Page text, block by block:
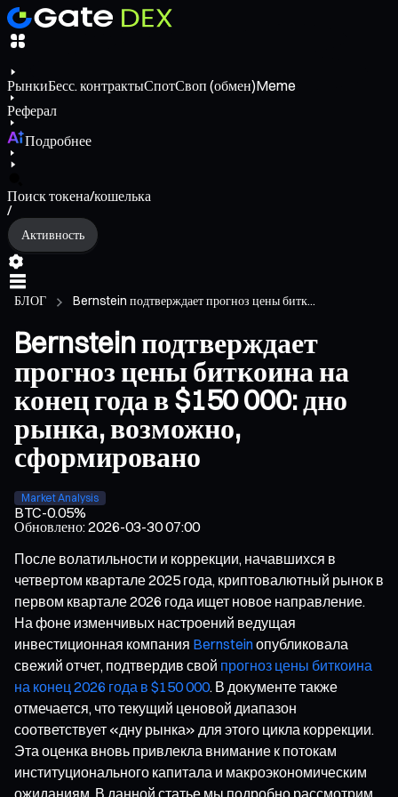
РынкиБесс. контрактыСпотСвоп (обмен)Meme
Реферал
Подробнее
Поиск токена/кошелька
/
Активность
БЛОГ Bernstein подтверждает прогноз цены битк...
Bernstein подтверждает
прогноз цены биткоина на
конец года в $150 000: дно
рынка, возможно,
сформировано
Market Analysis
BTC-0.05%
Обновлено:2026-03-30 07:00
После волатильности и коррекции, начавшихся в
четвертом квартале 2025 года, криптовалютный рынок в
первом квартале 2026 года ищет новое направление.
На фоне изменчивых настроений ведущая
инвестиционная компания Bernsteinопубликовала
свежий отчет, подтвердив свой прогноз цены биткоина
на конец 2026 года в $150 000. В документе также
отмечается, что текущий ценовой диапазон
соответствует «дну рынка» для этого цикла коррекции.
Эта оценка вновь привлекла внимание к потокам
институционального капитала и макроэкономическим
ожиданиям. В данной статье мы подробно рассмотрим